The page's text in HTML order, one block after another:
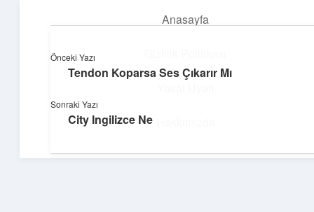
Anasayfa
Süper Bilgi Durağı
Önceki Yazı
Tendon Koparsa Ses Çıkarır Mı
Sonraki Yazı
City Ingilizce Ne